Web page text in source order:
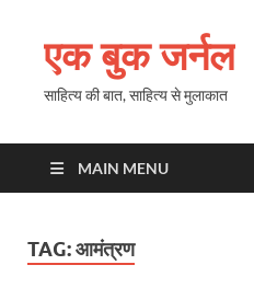
एक बुक जर्नल
साहित्य की बात, साहित्य से मुलाकात
MAIN MENU
TAG:आमंत्रण